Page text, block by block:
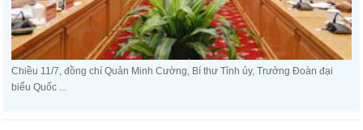
Chiều 11/7, đồng chí Quản Minh Cường, Bí thư Tỉnh ủy, Trưởng Đoàn đại
biểu Quốc ...